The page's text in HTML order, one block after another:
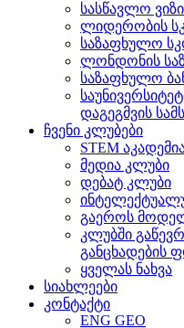
სასწავლო
ლიდერობის
საზაფხულო
ლონდონის
საზაფხულო
დაგეგმვის
ჩვენი კლუბები
STEM
მედია კლუბი
დებატ კლუბი
გაეროს
კლუბში
განცხადების
ყველას ნახვა
სიახლეები
კონტაქტი
ENG GEO